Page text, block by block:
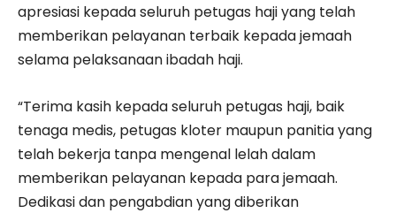
apresiasi kepada seluruh petugas haji yang telah
memberikan pelayanan terbaik kepada jemaah
selama pelaksanaan ibadah haji.
“Terima kasih kepada seluruh petugas haji, baik
tenaga medis, petugas kloter maupun panitia yang
telah bekerja tanpa mengenal lelah dalam
memberikan pelayanan kepada para jemaah.
Dedikasi dan pengabdian yang diberikan